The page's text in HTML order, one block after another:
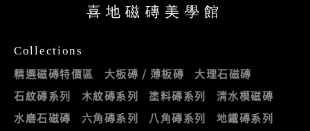
喜地磁磚美學館
Collections
精選磁磚特價區 大板磚 / 薄板磚
大理石磁磚
石紋磚系列
木紋磚系列 塗料磚系列
清水模磁磚
水磨石磁磚
六角磚系列 八角磚系列
地鐵磚系列